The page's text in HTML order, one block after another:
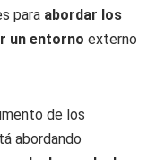
para abordar los
un entorno externo
de los
abordando